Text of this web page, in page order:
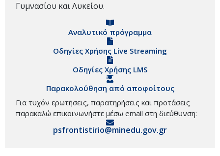
Γυμνασίου και Λυκείου.
Αναλυτικό πρόγραμμα
Οδηγίες Χρήσης Live Streaming
Οδηγίες Χρήσης LMS
Παρακολούθηση από αποφοίτους
Για τυχόν ερωτήσεις, παρατηρήσεις και προτάσεις
παρακαλώ επικοινωνήστε μέσω email στη διεύθυνση:
psfrontistirio@minedu.gov.gr